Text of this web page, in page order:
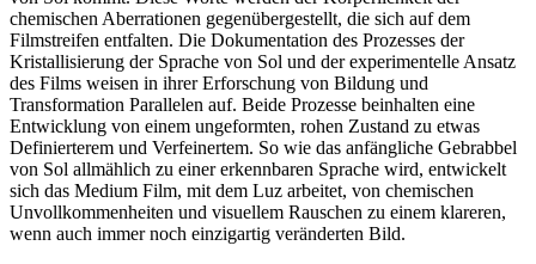
chemischen Aberrationen gegenübergestellt, die sich auf dem
Filmstreifen entfalten. Die Dokumentation des Prozesses der
Kristallisierung der Sprache von Sol und der experimentelle Ansatz
des Films weisen in ihrer Erforschung von Bildung und
Transformation Parallelen auf. Beide Prozesse beinhalten eine
Entwicklung von einem ungeformten, rohen Zustand zu etwas
Definierterem und Verfeinertem. So wie das anfängliche Gebrabbel
von Sol allmählich zu einer erkennbaren Sprache wird, entwickelt
sich das Medium Film, mit dem Luz arbeitet, von chemischen
Unvollkommenheiten und visuellem Rauschen zu einem klareren,
wenn auch immer noch einzigartig veränderten Bild.